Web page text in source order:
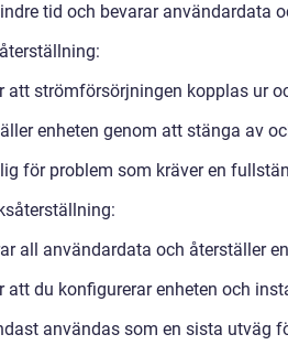
tid och bevarar användardata
att strömförsörjningen kopplas ur
enheten genom att stänga av
för problem som kräver en
all användardata och återställer
att du konfigurerar enheten och
användas som en sista utväg